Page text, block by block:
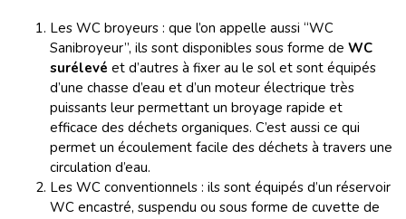
Les WC broyeurs : que l’on appelle aussi “WC
Sanibroyeur”, ils sont disponibles sous forme de WC
surélevé et d’autres à fixer au le sol et sont équipés
d’une chasse d’eau et d’un moteur électrique très
puissants leur permettant un broyage rapide et
efficace des déchets organiques. C’est aussi ce qui
permet un écoulement facile des déchets à travers une
circulation d’eau.
Les WC conventionnels : ils sont équipés d’un réservoir
WC encastré, suspendu ou sous forme de cuvette de